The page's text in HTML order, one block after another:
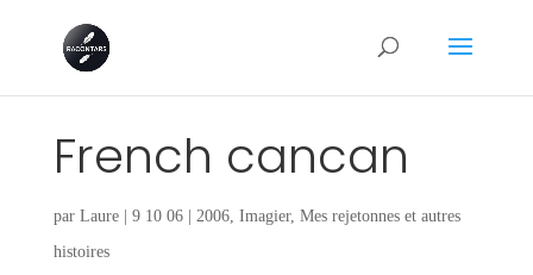
French cancan
par Laure| 9 10 06| 2006, Imagier, Mes rejetonnes et autres
histoires